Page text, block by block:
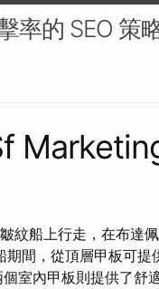
率的 SEO 策
紋船上行走，在布達
間，從頂層甲板可提
室內甲板則提供了舒